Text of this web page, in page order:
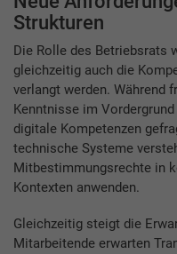
Strukturen
Die Rolle des Betriebsrats
gleichzeitig auch die
verlangt werden. Während
Kenntnisse im
digitale Kompetenzen
technische Systeme
Mitbestimmungsrechte in
Kontexten anwenden.
Gleichzeitig steigt die
Mitarbeitende erwarten